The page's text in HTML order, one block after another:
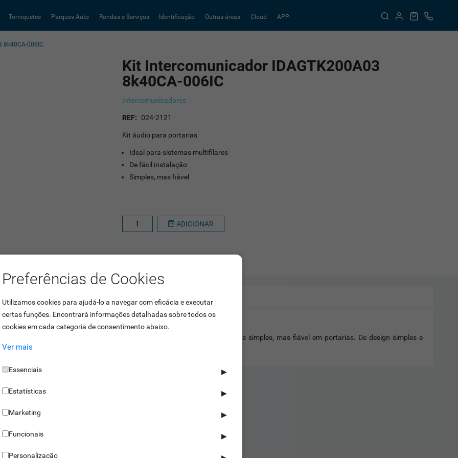
Torniquetes Parques Auto Rondas e Serviços Identificação Outras áreas Cloud APP
8k40CA-006IC
Kit Intercomunicador IDAGTK200A03
8k40CA-006IC
Intercomunicadores
REF: 024-2121
Kit áudio para portarias
Ideal para sistemas multifilares
De fácil instalação
Simples, mas fiável
ADICIONAR
8k40CA-006IC é a solução certa para um controlo de acessos simples, mas fiável em portarias. De design simples e
prático em qualquer instalação!
Preferências de Cookies
Utilizamos cookies para ajudá-lo a navegar com eficácia e executar
certas funções. Encontrará informações detalhadas sobre todos os
cookies em cada categoria de consentimento abaixo.
Ver mais
Essenciais ▶
Estatísticas ▶
Marketing ▶
Funcionais ▶
Personalização